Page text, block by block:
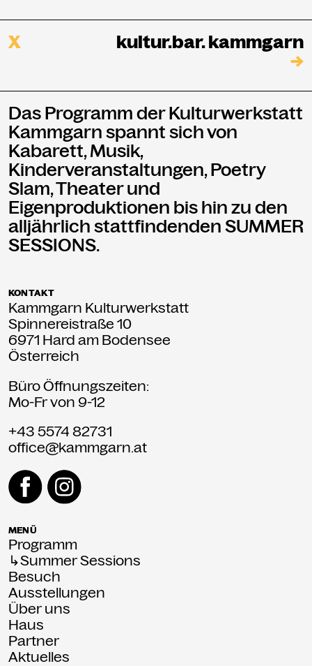
X
kultur.bar. kammgarn
→
Das Programm der Kulturwerkstatt
Kammgarn spannt sich von
Kabarett, Musik,
Kinderveranstaltungen, Poetry
Slam, Theater und
Eigenproduktionen bis hin zu den
alljährlich stattfindenden SUMMER
SESSIONS.
KONTAKT
Kammgarn Kulturwerkstatt
Spinnereistraße 10
6971 Hard am Bodensee
Österreich
Büro Öffnungszeiten:
Mo-Fr von 9-12
+43 5574 82731
office@kammgarn.at
MENÜ
Programm
↳Summer Sessions
Besuch
Ausstellungen
Über uns
Haus
Partner
Aktuelles